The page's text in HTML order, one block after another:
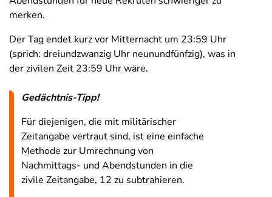
merken.
Der Tag endet kurz vor Mitternacht um 23:59 Uhr
(sprich: dreiundzwanzig Uhr neunundfünfzig), was in
der zivilen Zeit 23:59 Uhr wäre.
Gedächtnis-Tipp!
Für diejenigen, die mit militärischer
Zeitangabe vertraut sind, ist eine einfache
Methode zur Umrechnung von
Nachmittags- und Abendstunden in die
zivile Zeitangabe, 12 zu subtrahieren.